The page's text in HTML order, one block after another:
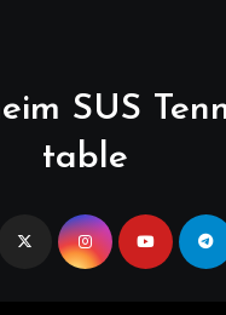
SUS
table